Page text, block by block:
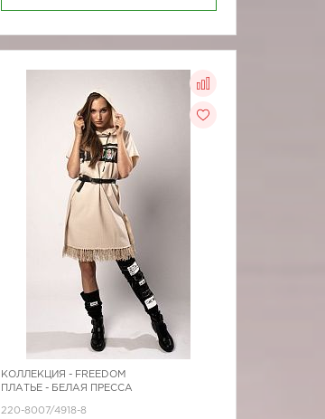
КОЛЛЕКЦИЯ - FREEDOM
ПЛАТЬЕ - БЕЛАЯ ПРЕССА
220-8007/4918-8